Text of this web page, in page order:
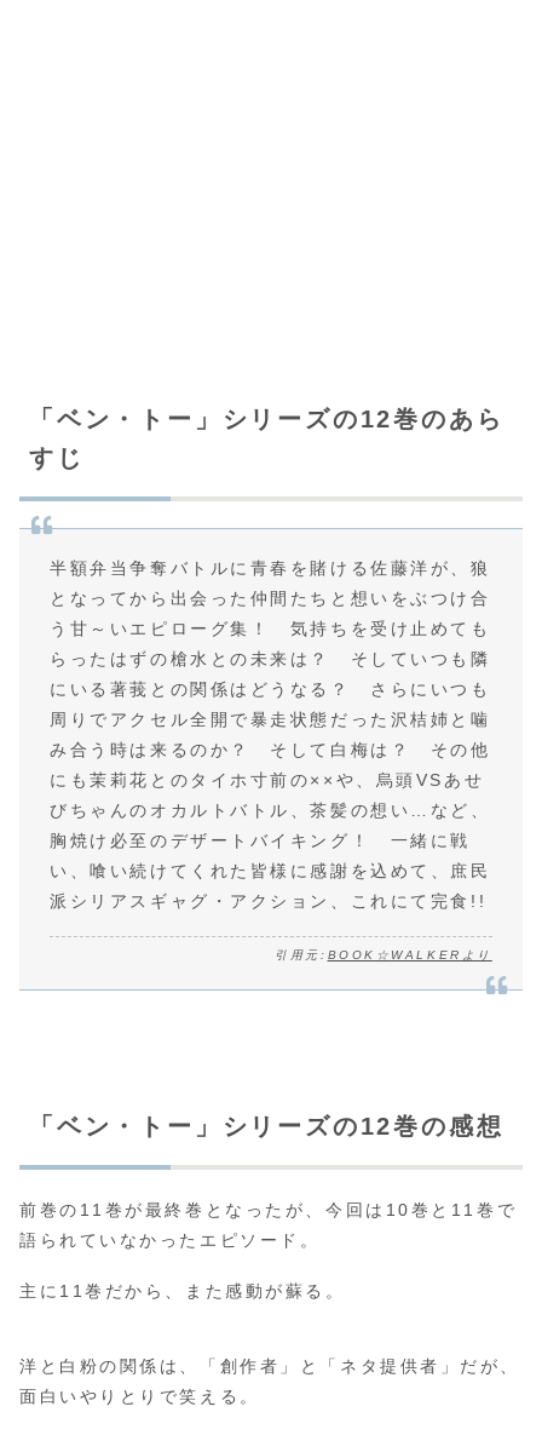
「ベン・トー」シリーズの12巻のあら
すじ
半額弁当争奪バトルに青春を賭ける佐藤洋が、狼
となってから出会った仲間たちと想いをぶつけ合
う甘～いエピローグ集！ 気持ちを受け止めても
らったはずの槍水との未来は？ そしていつも隣
にいる著莪との関係はどうなる？ さらにいつも
周りでアクセル全開で暴走状態だった沢桔姉と噛
み合う時は来るのか？ そして白梅は？ その他
にも茉莉花とのタイホ寸前の××や、烏頭VSあせ
びちゃんのオカルトバトル、茶髪の想い…など、
胸焼け必至のデザートバイキング！ 一緒に戦
い、喰い続けてくれた皆様に感謝を込めて、庶民
派シリアスギャグ・アクション、これにて完食!!
引用元: BOOK☆WALKERより
「ベン・トー」シリーズの12巻の感想
前巻の11巻が最終巻となったが、今回は10巻と11巻で
語られていなかったエピソード。
主に11巻だから、また感動が蘇る。
洋と白粉の関係は、「創作者」と「ネタ提供者」だが、
面白いやりとりで笑える。